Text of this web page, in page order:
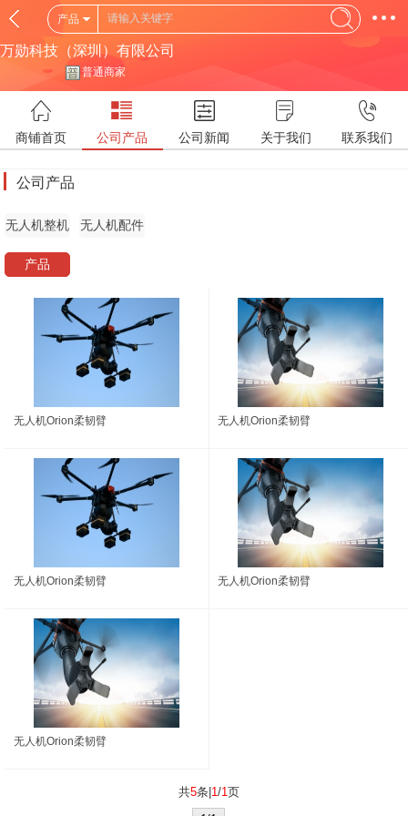
产品
万勋科技（深圳）有限公司
普通商家
商铺首页 公司产品 公司新闻 关于我们 联系我们
公司产品
无人机整机 无人机配件
产品
无人机Orion柔韧臂 无人机Orion柔韧臂
无人机Orion柔韧臂 无人机Orion柔韧臂
无人机Orion柔韧臂
共5条| 1/1页